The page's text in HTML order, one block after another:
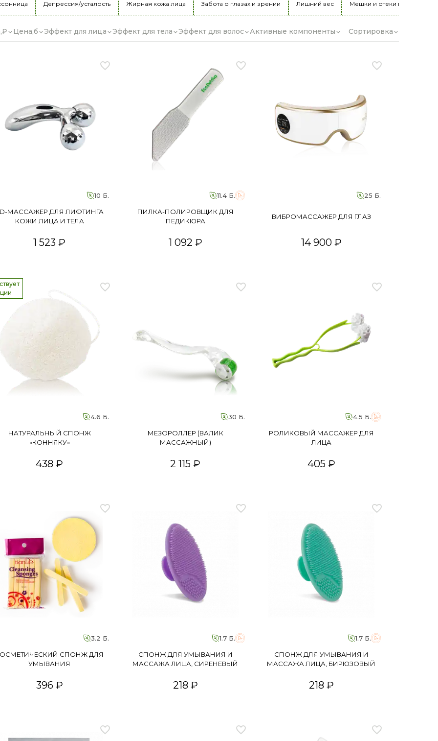
здоровья и
2.0» в июле!
хотели – мы снова запустили!
Депрессия/усталость Жирная кожа лица Забота о глазах и зрении Лишний вес Мешки и отеки под глазами
Цена,б Эффект для лица Эффект для тела Эффект для волос Активные компоненты Сортировка
10 Б.
МАССАЖЕР ДЛЯ ЛИФТИНГА
КОЖИ ЛИЦА И ТЕЛА
1 523 ₽
11.4 Б.
ПИЛКА-ПОЛИРОВЩИК ДЛЯ
ПЕДИКЮРА
1 092 ₽
25 Б.
ВИБРОМАССАЖЕР ДЛЯ ГЛАЗ
14 900 ₽
4.6 Б.
НАТУРАЛЬНЫЙ СПОНЖ
«КОННЯКУ»
438 ₽
30 Б.
МЕЗОРОЛЛЕР (ВАЛИК
МАССАЖНЫЙ)
2 115 ₽
4.5 Б.
РОЛИКОВЫЙ МАССАЖЕР ДЛЯ
ЛИЦА
405 ₽
3.2 Б.
СПОНЖ ДЛЯ
УМЫВАНИЯ
396 ₽
1.7 Б.
СПОНЖ ДЛЯ УМЫВАНИЯ И
МАССАЖА ЛИЦА, СИРЕНЕВЫЙ
218 ₽
1.7 Б.
СПОНЖ ДЛЯ УМЫВАНИЯ И
МАССАЖА ЛИЦА, БИРЮЗОВЫЙ
218 ₽